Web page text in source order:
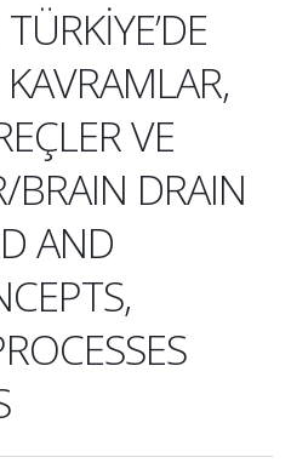
VE
BRAIN DRAIN
AND